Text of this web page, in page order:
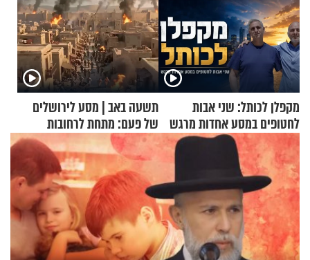
מקפלן לכותל: שני אבות
לחטופים במסע אחדות מרגש
תשעה באב | מסע לירושלים
של פעם: מתחת לרחובות
ירושלים